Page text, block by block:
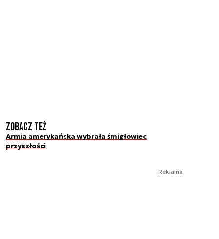
Zobacz też
Armia amerykańska wybrała śmigłowiec
przyszłości
Reklama